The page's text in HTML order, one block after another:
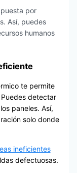
por
Así, puedes
humanos
te permite
detectar
paneles. Así,
solo donde
ineficientes
defectuosas.